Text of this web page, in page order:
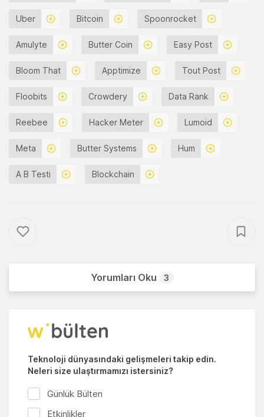
Uber Bitcoin Spoonrocket
Amulyte Butter Coin Easy Post
Bloom That Apptimize Tout Post
Floobits Crowdery Data Rank
Reebee Hacker Meter Lumoid
Meta Butter Systems Hum
A B Testi Blockchain
Yorumları Oku 3
Teknoloji dünyasındaki gelişmeleri takip edin.
Neleri size ulaştırmamızı istersiniz?
Günlük Bülten
Etkinlikler